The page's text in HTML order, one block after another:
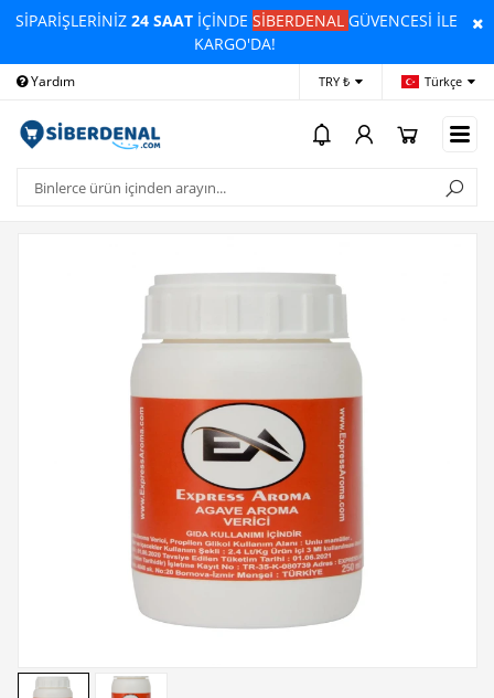
SİPARİŞLERİNİZ24 SAAT İÇİNDESİBERDENALGÜVENCESİ İLE
KARGO'DA!
Yardım Ödeme Bildirimi
TRY ₺ Türkçe